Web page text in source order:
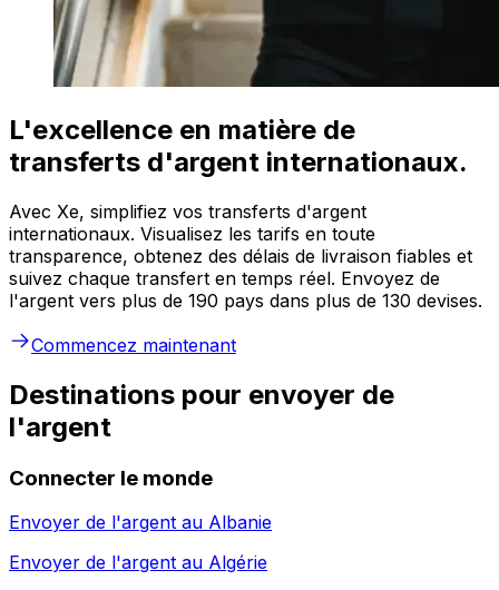
L'excellence en matière de
transferts d'argent internationaux.
Avec Xe, simplifiez vos transferts d'argent
internationaux. Visualisez les tarifs en toute
transparence, obtenez des délais de livraison fiables et
suivez chaque transfert en temps réel. Envoyez de
l'argent vers plus de 190 pays dans plus de 130 devises.
Commencez maintenant
Destinations pour envoyer de
l'argent
Connecter le monde
Envoyer de l'argent au Albanie
Envoyer de l'argent au Algérie